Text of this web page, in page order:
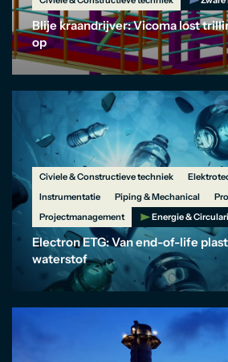
Blije kraandrijver: Vicoma lost
op
Civiele & Constructieve techniek
Instrumentatie
Piping & Mechanical
Projectmanagement
Energie &
Electron ETG: Van end-of-life
waterstof